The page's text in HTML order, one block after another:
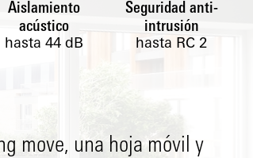
Aislamiento
acústico
hasta 44 dB
Seguridad anti-
intrusión
hasta RC 2
move, una hoja móvil y